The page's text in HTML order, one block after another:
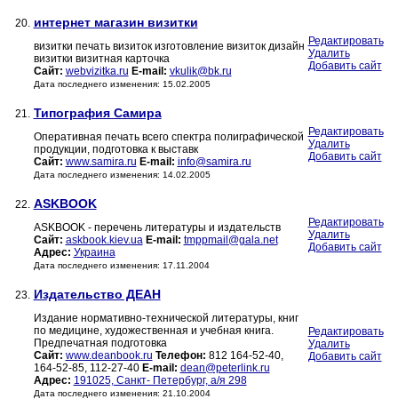
20. интернет магазин визитки
визитки печать визиток изготовление визиток дизайн
визитки визитная карточка
Сайт: webvizitka.ru E-mail: vkulik@bk.ru
Дата последнего изменения: 15.02.2005
Редактировать
Удалить
Добавить сайт
21. Типография Самира
Оперативная печать всего спектра полиграфической
продукции, подготовка к выставк
Сайт: www.samira.ru E-mail: info@samira.ru
Дата последнего изменения: 14.02.2005
Редактировать
Удалить
Добавить сайт
22. ASKBOOK
ASKBOOK - перечень литературы и издательств
Сайт: askbook.kiev.ua E-mail: tmppmail@gala.net
Адрес: Украина
Дата последнего изменения: 17.11.2004
Редактировать
Удалить
Добавить сайт
23. Издательство ДЕАН
Издание нормативно-технической литературы, книг
по медицине, художественная и учебная книга.
Предпечатная подготовка
Сайт: www.deanbook.ru Телефон: 812 164-52-40,
164-52-85, 112-27-40 E-mail: dean@peterlink.ru
Адрес: 191025, Санкт- Петербург, а/я 298
Дата последнего изменения: 21.10.2004
Редактировать
Удалить
Добавить сайт